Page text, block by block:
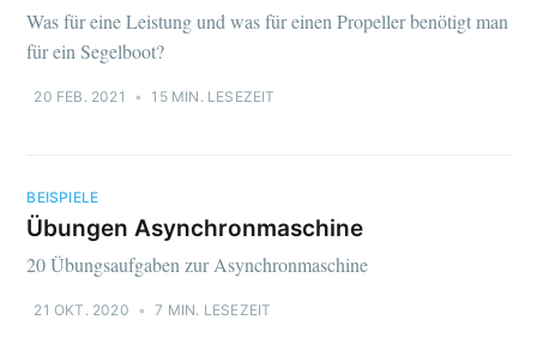
Was für eine Leistung und was für einen Propeller benötigt man
für ein Segelboot?
20 FEB. 2021 • 15 MIN. LESEZEIT
BEISPIELE
Übungen Asynchronmaschine
20 Übungsaufgaben zur Asynchronmaschine
21 OKT. 2020 • 7 MIN. LESEZEIT